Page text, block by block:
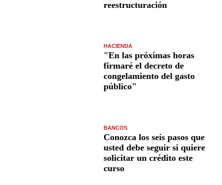
reestructuración
HACIENDA
"En las próximas horas
firmaré el decreto de
congelamiento del gasto
público"
BANCOS
Conozca los seis pasos que
usted debe seguir si quiere
solicitar un crédito este
curso